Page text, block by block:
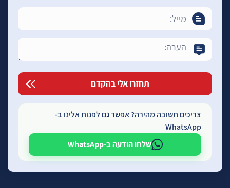
צריכים תשובה מהירה? אפשר גם לפנות אלינו ב-
WhatsApp
שלחו הודעה ב-WhatsApp